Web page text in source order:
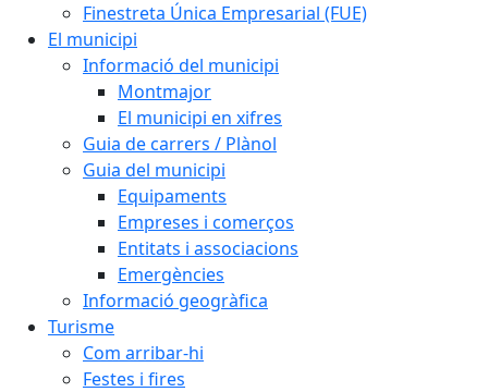
Finestreta Única Empresarial (FUE)
El municipi
Informació del municipi
Montmajor
El municipi en xifres
Guia de carrers / Plànol
Guia del municipi
Equipaments
Empreses i comerços
Entitats i associacions
Emergències
Informació geogràfica
Turisme
Com arribar-hi
Festes i fires